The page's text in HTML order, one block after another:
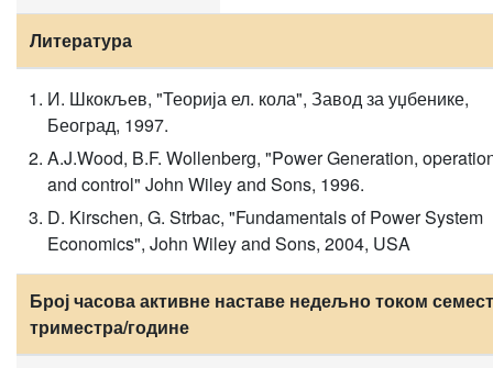
Литература
И. Шкокљев, "Теорија ел. кола", Завод за уџбенике,
Београд, 1997.
A.J.Wood, B.F. Wollenberg, "Power Generation,
and control" John Wiley and Sons, 1996.
D. Kirschen, G. Strbac, "Fundamentals of Power System
Economics", John Wiley and Sons, 2004, USA
Број часова активне наставе недељно током
триместра/године